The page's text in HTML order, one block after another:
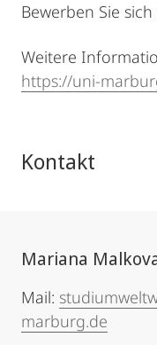
Bewerben Sie
Weitere
https://uni-
Kontakt
Mariana
Mail:
marburg.de